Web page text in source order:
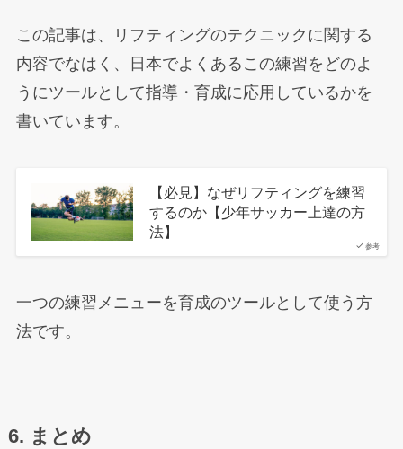
この記事は、リフティングのテクニックに関する
内容でなはく、日本でよくあるこの練習をどのよ
うにツールとして指導・育成に応用しているかを
書いています。
参考
【必見】なぜリフティングを練習
するのか【少年サッカー上達の方
法】
一つの練習メニューを育成のツールとして使う方
法です。
6. まとめ